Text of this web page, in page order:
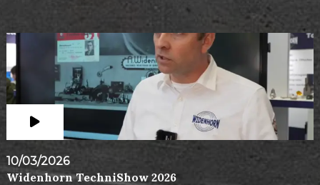
10/03/2026
Widenhorn TechniShow 2026